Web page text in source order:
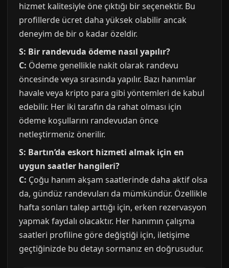
hizmet kalitesiyle öne çıktığı bir seçenektir. Bu
profillerde ücret daha yüksek olabilir ancak
deneyim de bir o kadar özeldir.
S: Bir randevuda ödeme nasıl yapılır?
C: Ödeme genellikle nakit olarak randevu
öncesinde veya sırasında yapılır. Bazı hanımlar
havale veya kripto para gibi yöntemleri de kabul
edebilir. Her iki tarafın da rahat olması için
ödeme koşullarını randevudan önce
netleştirmeniz önerilir.
S: Bartın’da eskort hizmeti almak için en
uygun saatler hangileri?
C: Çoğu hanım akşam saatlerinde daha aktif olsa
da, gündüz randevuları da mümkündür. Özellikle
hafta sonları talep arttığı için, erken rezervasyon
yapmak faydalı olacaktır. Her hanımın çalışma
saatleri profiline göre değiştiği için, iletişime
geçtiğinizde bu detayı sormanız en doğrusudur.